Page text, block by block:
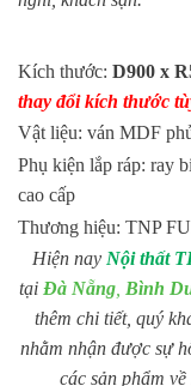
Kích thước: D900 x
thay đổi kích thước
Vật liệu: ván MDF
Phụ kiện lắp ráp: ray
cao cấp
Thương hiệu: TNP
Hiện nay Nội thất
tại Đà Nẵng, Bình
thêm chi tiết, quý
nhằm nhận được sự
các sản phẩm